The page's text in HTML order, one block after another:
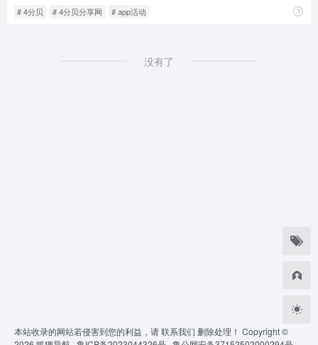
# 4分贝 # 4分贝分享网 # app活动
没有了
本站收录的网站若侵害到您的利益，请联系我们 删除处理！ Copyright ©